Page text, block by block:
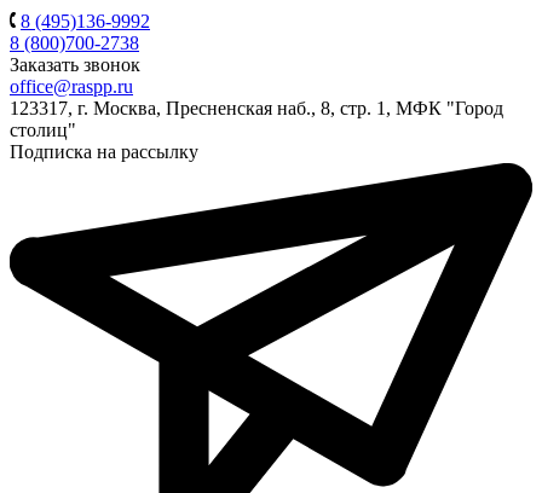
8 (495)136-9992
8 (800)700-2738
Заказать звонок
office@raspp.ru
123317, г. Москва, Пресненская наб., 8, стр. 1, МФК "Город
столиц"
Подписка на рассылку